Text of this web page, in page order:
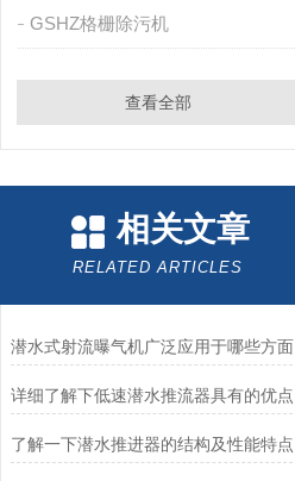
GSHZ格栅除污机
查看全部
相关文章
RELATED ARTICLES
潜水式射流曝气机广泛应用于哪些方面
详细了解下低速潜水推流器具有的优点
了解一下潜水推进器的结构及性能特点